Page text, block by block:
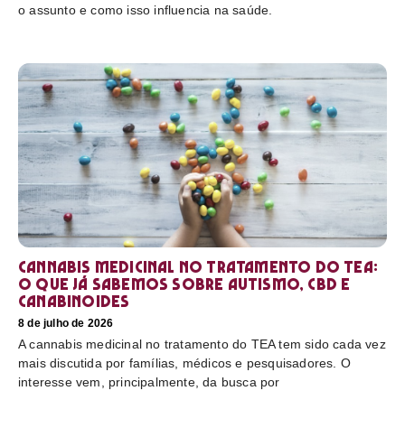
o assunto e como isso influencia na saúde.
Cannabis medicinal no tratamento do TEA:
o que já sabemos sobre autismo, CBD e
canabinoides
8 de julho de 2026
A cannabis medicinal no tratamento do TEA tem sido cada vez
mais discutida por famílias, médicos e pesquisadores. O
interesse vem, principalmente, da busca por